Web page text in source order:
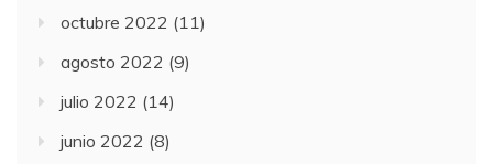
octubre 2022 (11)
agosto 2022 (9)
julio 2022 (14)
junio 2022 (8)